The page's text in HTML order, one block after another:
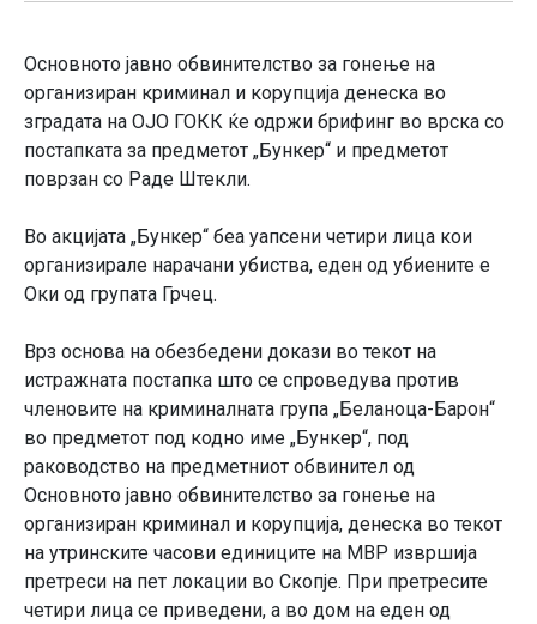
Основното јавно обвинителство за гонење на
организиран криминал и корупција денеска во
зградата на ОЈО ГОКК ќе одржи брифинг во врска со
постапката за предметот „Бункер“ и предметот
поврзан со Раде Штекли.
Во акцијата „Бункер“ беа уапсени четири лица кои
организирале нарачани убиства, еден од убиените е
Оки од групата Грчец.
Врз основа на обезбедени докази во текот на
истражната постапка што се спроведува против
членовите на криминалната група „Беланоца-Барон“
во предметот под кодно име „Бункер“, под
раководство на предметниот обвинител од
Основното јавно обвинителство за гонење на
организиран криминал и корупција, денеска во текот
на утринските часови единиците на МВР извршија
претреси на пет локации во Скопје. При претресите
четири лица се приведени, а во дом на еден од